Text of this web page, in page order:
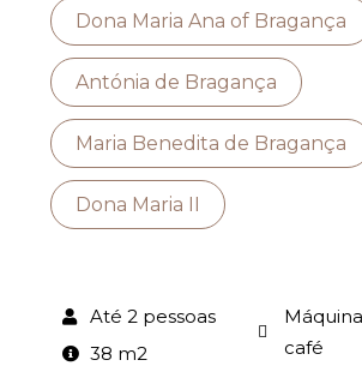
Dona Maria Ana of Bragança
Antónia de Bragança
Maria Benedita de Bragança
Dona Maria II
Até 2 pessoas
38 m2
café